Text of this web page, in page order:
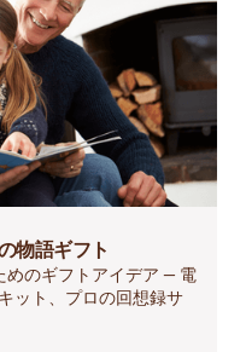
物語ギフト
めのギフトアイデア — 電
ット、プロの回想録サ